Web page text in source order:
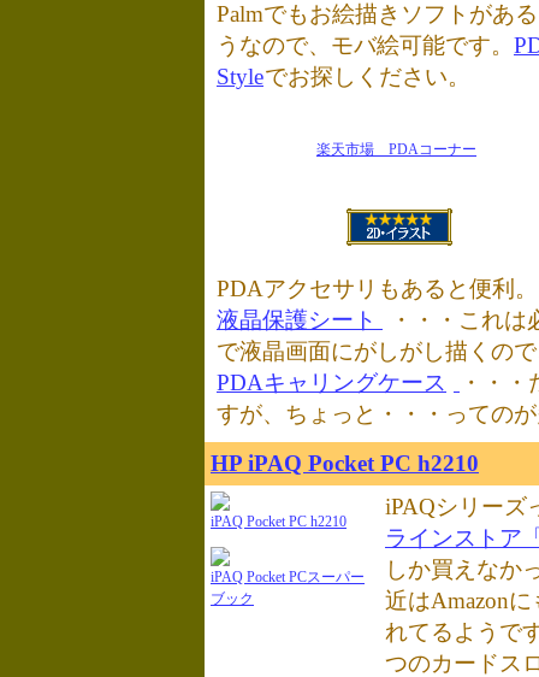
Palmでもお絵描きソフトがあ
うなので、モバ絵可能です。
Styleでお探しください。
楽天市場 PDAコーナー
PDAアクセサリもあると便利。
液晶保護シート
・・・これ
で液晶画面にがしがし描くの
PDAキャリングケース
・・
すが、ちょっと・・・っての
HP iPAQ Pocket PC h2210
iPAQ Pocket PC h2210
iPAQ Pocket PCスーパー
ブック
iPAQシリーズ
ラインストア
しか買えなか
近はAmazon
れてるようで
つのカードス